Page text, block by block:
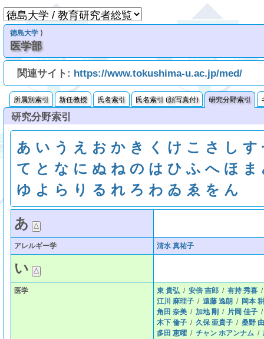
徳島大学 ⟩
医学部
関連サイト: https://www.tokushima-u.ac.jp/med/
所属別索引 新任教授 氏名索引 氏名索引 (顔写真付) 研究分野索引
研究分野索引
あ い う え お か き く け こ さ し す
て と な に ぬ ね の は ひ ふ へ ほ ま
ゆ よ ら り る れ ろ わ ゐ ゑ を ん
あ
アレルギー学 清水 真祐子
い
医学 東 貴弘/ 安倍 吉郎/ 有持 秀喜
江川 麻理子/ 遠藤 逸朗 / 岡本
角田 奈美/ 加地 剛 / 片岡 佳子
木下 倫子/ 久保 亜貴子/ 桑野
多田 恵曜/ チャン ホアンナム/